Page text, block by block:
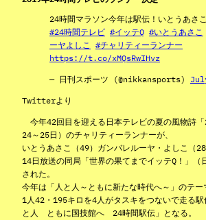
24時間マラソン今年は駅伝！いとうあさ
#24時間テレビ #イッテQ #いとうあさこ
ーヤよしこ #チャリティーランナー
https://t.co/xMQsRwIHvz
— 日刊スポーツ (@nikkansports)
Twitterより
今年42回目を迎える日本テレビの夏の風物詩
24～25日）のチャリティーランナーが、
いとうあさこ（49）ガンバレルーヤ・よしこ（28
14日放送の同局「世界の果てまでイッテQ！」（
された。
今年は「人と人～ともに新たな時代へ～」のテー
1人42・195キロを4人がタスキをつないで走る駅
と人 ともに国技館へ 24時間駅伝」となる。